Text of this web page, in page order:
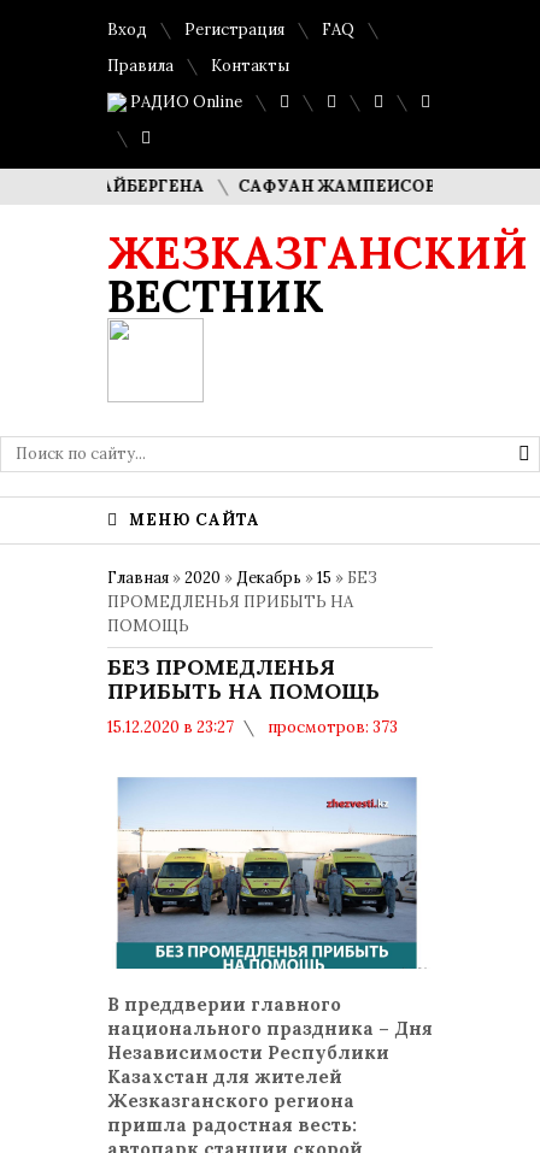
Вход Регистрация
FAQ
Правила
Контакты
РАДИО Online
КУДАЙБЕРГЕНА САФУАН ЖАМПЕИСОВ: «МЫ ХОТИМ
ЖЕЗКАЗГАНСКИЙ
ВЕСТНИК
МЕНЮ САЙТА
Главная »2020 »Декабрь »15 » БЕЗ
ПРОМЕДЛЕНЬЯ ПРИБЫТЬ НА
ПОМОЩЬ
БЕЗ ПРОМЕДЛЕНЬЯ
ПРИБЫТЬ НА ПОМОЩЬ
15.12.2020 в 23:27
просмотров: 373
В преддверии главного
национального праздника – Дня
Независимости Республики
Казахстан для жителей
Жезказганского региона
пришла радостная весть: